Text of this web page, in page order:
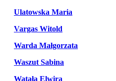
Ulatowska Maria
Vargas Witold
Warda Małgorzata
Waszut Sabina
Watała Elwira